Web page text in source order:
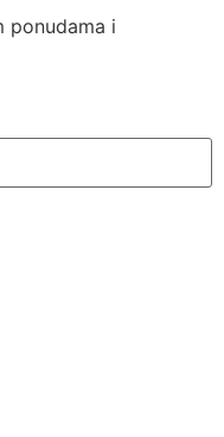
ponudama i